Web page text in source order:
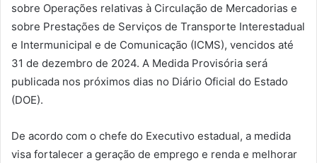
sobre Operações relativas à Circulação de Mercadorias e
sobre Prestações de Serviços de Transporte Interestadual
e Intermunicipal e de Comunicação (ICMS), vencidos até
31 de dezembro de 2024. A Medida Provisória será
publicada nos próximos dias no Diário Oficial do Estado
(DOE).
De acordo com o chefe do Executivo estadual, a medida
visa fortalecer a geração de emprego e renda e melhorar